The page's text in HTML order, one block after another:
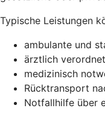
Typische Leistungen
ambulante und
ärztlich
medizinisch
Rücktransport
Notfallhilfe über